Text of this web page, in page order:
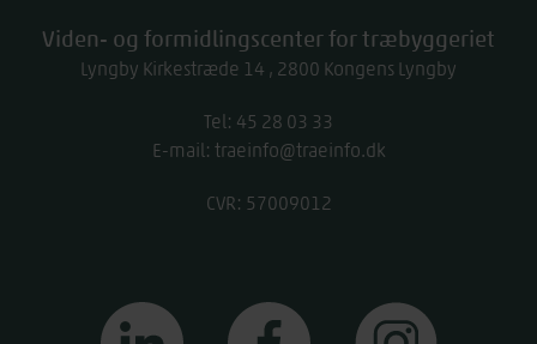
Viden- og formidlingscenter for træbyggeriet
Lyngby Kirkestræde 14 2800 Kongens Lyngby
Tel: work
45 28 03 33
E-mail: traeinfo@traeinfo.dk
CVR: 57009012
linkedin facebook